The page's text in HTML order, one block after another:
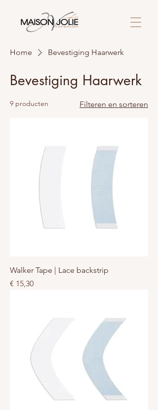
Home Bevestiging Haarwerk
Bevestiging Haarwerk
9 producten Filteren en sorteren
Walker Tape | Lace backstrip
Prijs
€ 15,30